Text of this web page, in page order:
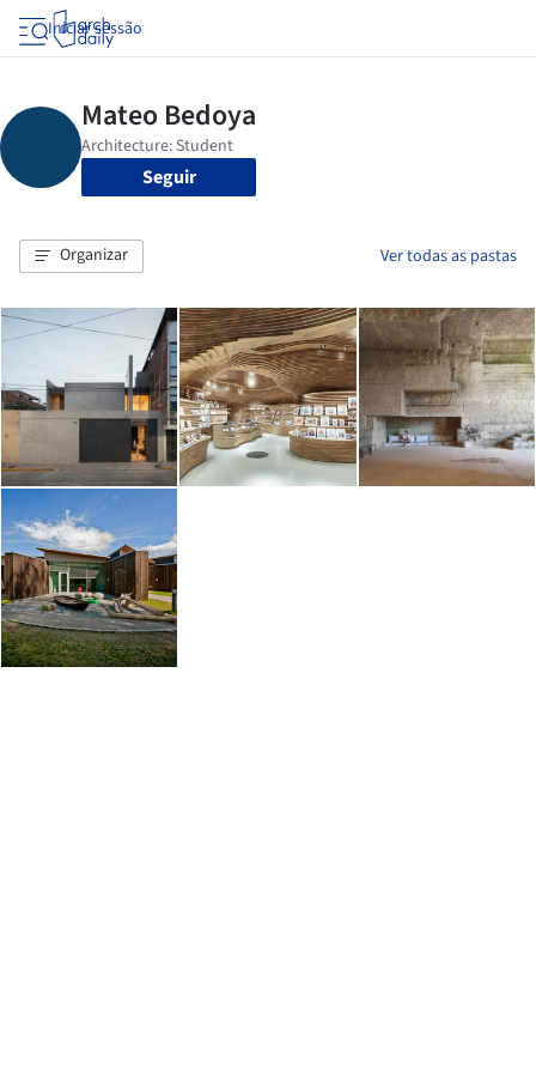
Iniciar sessão
Seguir
Organizar Ver todas as pastas